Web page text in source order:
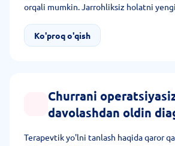
orqali mumkin. Jarrohliksiz holatni
Ko'proq o'qish
Churrani
davolashdan oldin
Terapevtik yo'lni tanlash haqida qaror